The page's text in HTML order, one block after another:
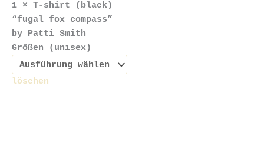
1 × T-shirt (black)
“fugal fox compass”
by Patti Smith
Größen (unisex)
löschen